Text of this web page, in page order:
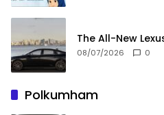
The All-New
08/07/2026 0
Polkumham